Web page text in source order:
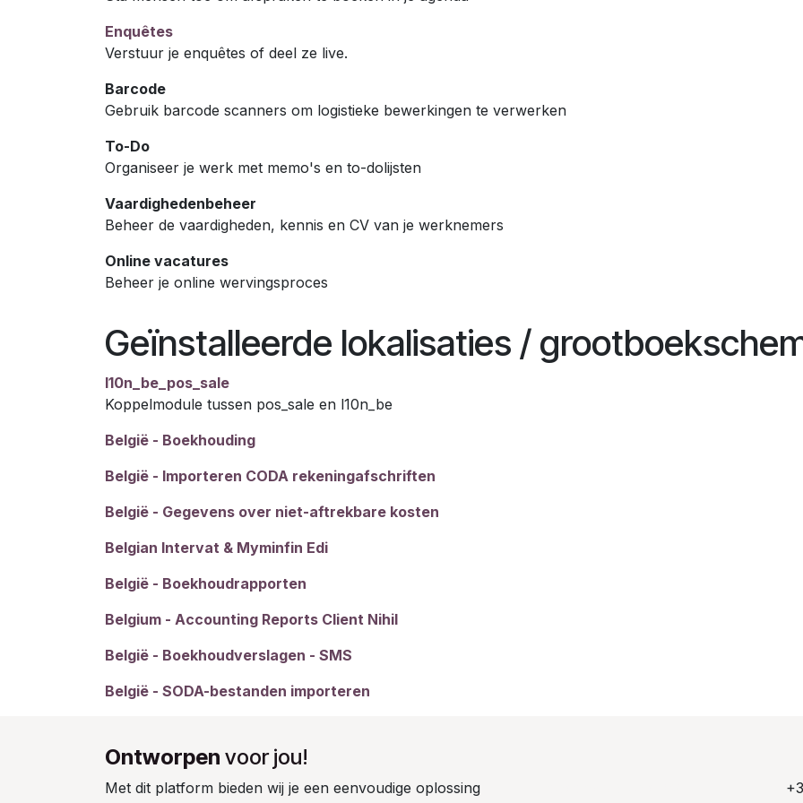
Enquêtes
Verstuur je enquêtes of deel ze live.
Barcode
Gebruik barcode scanners om logistieke bewerkingen te verwerken
To-Do
Organiseer je werk met memo's en to-dolijsten
Vaardighedenbeheer
Beheer de vaardigheden, kennis en CV van je werknemers
Online vacatures
Beheer je online wervingsproces
Geïnstalleerde lokalisaties /
l10n_be_pos_sale
Koppelmodule tussen pos_sale en l10n_be
België - Boekhouding
België - Importeren CODA rekeningafschriften
België - Gegevens over niet-aftrekbare kosten
Belgian Intervat & Myminfin Edi
België - Boekhoudrapporten
Belgium - Accounting Reports Client Nihil
België - Boekhoudverslagen - SMS
België - SODA-bestanden importeren
Ontworpen voor jou!
Met dit platform bieden wij je een eenvoudige oplossing